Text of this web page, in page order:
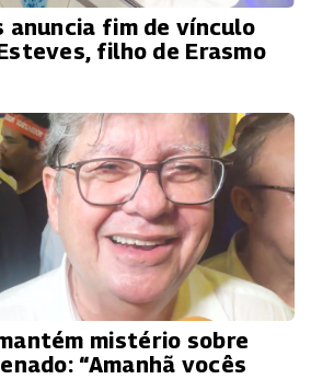
anuncia fim de vínculo
filho de Erasmo
mistério sobre
“Amanhã vocês